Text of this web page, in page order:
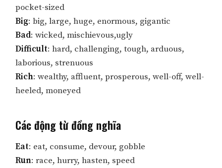
pocket-sized
Big: big, large, huge, enormous, gigantic
Bad: wicked, mischievous,ugly
Difficult: hard, challenging, tough, arduous,
laborious, strenuous
Rich: wealthy, affluent, prosperous, well-off, well-
heeled, moneyed
Các động từ đồng nghĩa
Eat: eat, consume, devour, gobble
Run: race, hurry, hasten, speed